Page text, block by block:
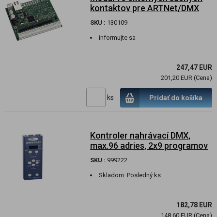
kontaktov pre ARTNet/DMX
SKU : 130109
informujte sa
247,47 EUR
201,20 EUR (Cena)
ks Pridať do košíka
Kontroler nahrávací DMX,
max.96 adries, 2x9 programov
SKU : 999222
Skladom:Posledný ks
182,78 EUR
148,60 EUR (Cena)